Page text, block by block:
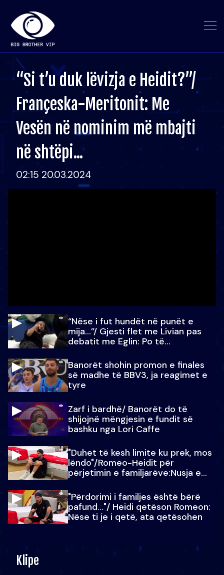
“Si t’u duk lëvizja e Heidit?”/
Françeska-Meritonit: Me
Vesën në nominim më mbajti
në shtëpi...
02:15 20.03.2024
“Nëse i fut hundët në punët e
mija…”/ Gjesti flet me Livian pas
debatit me Eglin: Po të
Banorët shohin promon e finales
së madhe të BBV3, ja reagimet e
tyre
Zarf i bardhë/ Banorët do të
shijojnë mëngjesin e fundit së
bashku nga Lori Caffe
"Duhet të kesh limite ku prek, mos
lëndo"/Romeo-Heidit për
përjetimin e familjarëve:Nusja e
"Përdorimi i familjes është bërë
pafund…"/ Heidi qetëson Romeon:
Nëse ti je i qetë, ata qetësohen
Klipe